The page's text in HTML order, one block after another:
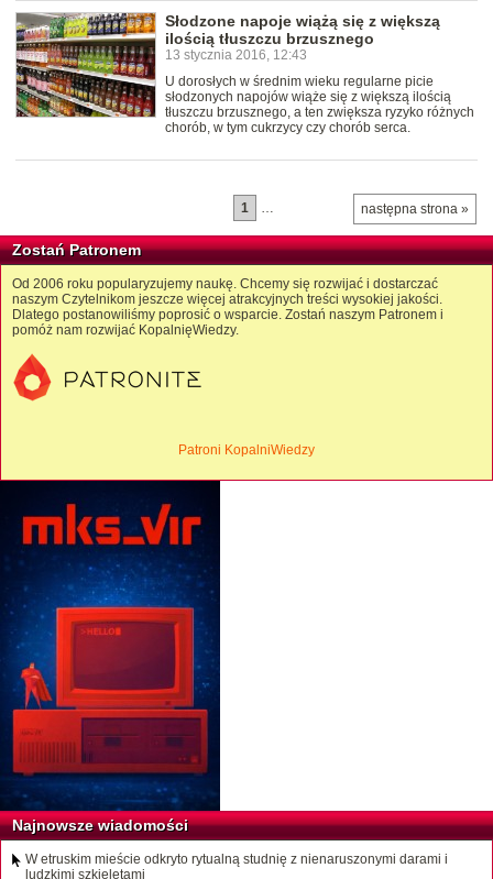
Słodzone napoje wiążą się z większą
ilością tłuszczu brzusznego
13 stycznia 2016, 12:43
U dorosłych w średnim wieku regularne picie
słodzonych napojów wiąże się z większą ilością
tłuszczu brzusznego, a ten zwiększa ryzyko różnych
chorób, w tym cukrzycy czy chorób serca.
następna strona »
1 …
Zostań Patronem
Od 2006 roku popularyzujemy naukę. Chcemy się rozwijać i dostarczać
naszym Czytelnikom jeszcze więcej atrakcyjnych treści wysokiej jakości.
Dlatego postanowiliśmy poprosić o wsparcie. Zostań naszym Patronem i
pomóż nam rozwijać KopalnięWiedzy.
Patroni KopalniWiedzy
Najnowsze wiadomości
W etruskim mieście odkryto rytualną studnię z nienaruszonymi darami i
ludzkimi szkieletami